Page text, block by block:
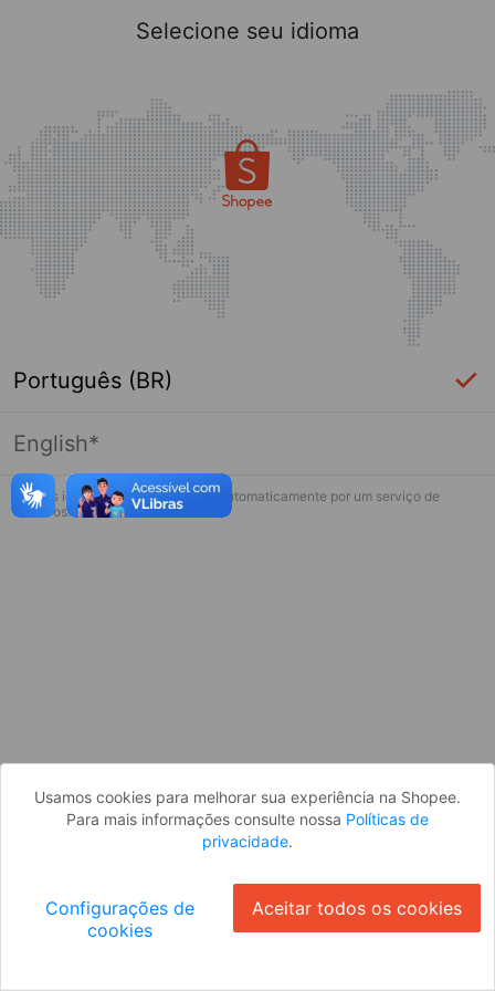
Página indisponível
Desculpe, algo deu errado. Faça login
Selecione seu idioma
Português (BR)
English*
* Esses idiomas serão traduzidos automaticamente por um serviço de
terceiros.
Usamos cookies para melhorar sua experiência na Shopee.
Para mais informações consulte nossa Políticas de
privacidade.
Configurações de
cookies
Aceitar todos os cookies